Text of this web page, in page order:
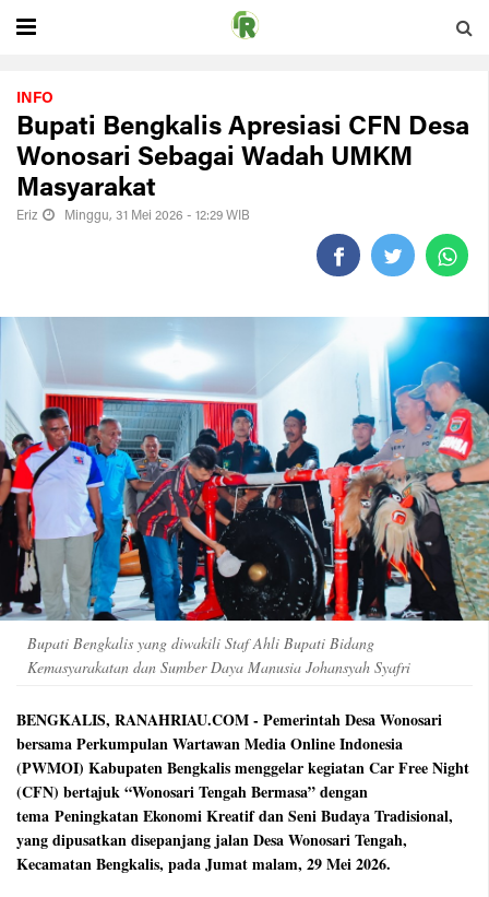
INFO
Bupati Bengkalis Apresiasi CFN Desa
Wonosari Sebagai Wadah UMKM
Masyarakat
Eriz Minggu, 31 Mei 2026 - 12:29 WIB
Bupati Bengkalis yang diwakili Staf Ahli Bupati Bidang
Kemasyarakatan dan Sumber Daya Manusia Johansyah Syafri
BENGKALIS, RANAHRIAU.COM - Pemerintah Desa Wonosari
bersama Perkumpulan Wartawan Media Online Indonesia
(PWMOI) Kabupaten Bengkalis menggelar kegiatan Car Free Night
(CFN) bertajuk “Wonosari Tengah Bermasa” dengan
tema Peningkatan Ekonomi Kreatif dan Seni Budaya Tradisional,
yang dipusatkan disepanjang jalan Desa Wonosari Tengah,
Kecamatan Bengkalis, pada Jumat malam, 29 Mei 2026.